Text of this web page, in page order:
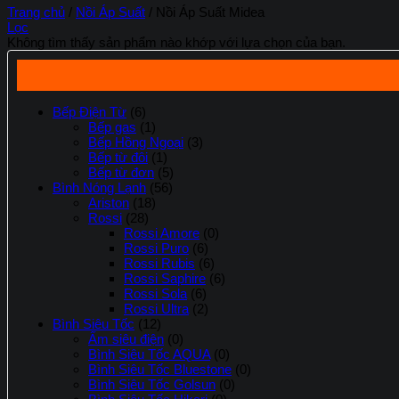
Trang chủ / Nồi Áp Suất / Nồi Áp Suất Midea
Lọc
Không tìm thấy sản phẩm nào khớp với lựa chọn của bạn.
Bếp Điện Từ (6)
Bếp gas (1)
Bếp Hồng Ngoại (3)
Bếp từ đôi (1)
Bếp từ đơn (5)
Bình Nóng Lạnh (56)
Ariston (18)
Rossi (28)
Rossi Amore (0)
Rossi Puro (6)
Rossi Rubis (6)
Rossi Saphire (6)
Rossi Sola (6)
Rossi Ultra (2)
Bình Siêu Tốc (12)
Ấm siêu điện (0)
Bình Siêu Tốc AQUA (0)
Bình Siêu Tốc Bluestone (0)
Bình Siêu Tốc Golsun (0)